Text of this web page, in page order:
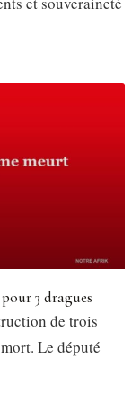
3 dragues
de trois
Le député